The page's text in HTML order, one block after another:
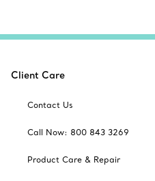
Client Care
Contact Us
Call Now: 800 843 3269
Product Care & Repair